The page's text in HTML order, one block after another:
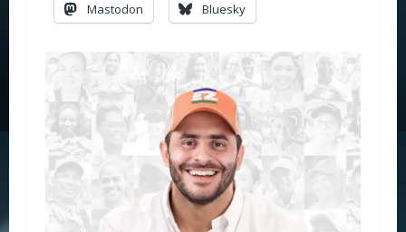
Mastodon Bluesky